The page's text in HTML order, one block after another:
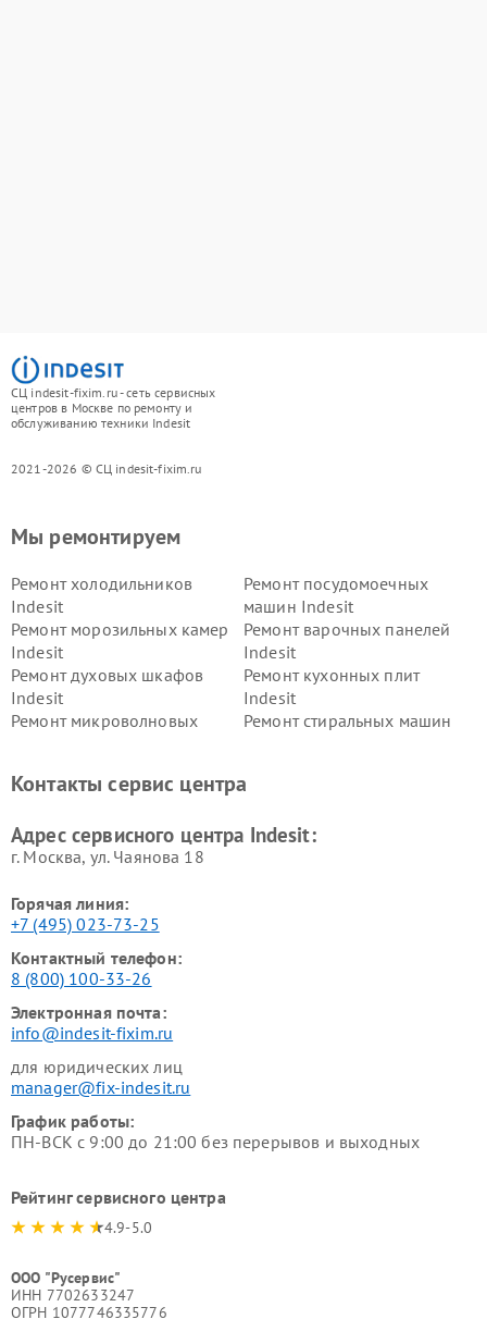
СЦ indesit-fixim.ru - сеть сервисных
центров в Москве по ремонту и
обслуживанию техники Indesit
2021-2026 © СЦ indesit-fixim.ru
Мы ремонтируем
Ремонт холодильников
Indesit
Ремонт посудомоечных
машин Indesit
Ремонт морозильных камер
Indesit
Ремонт варочных панелей
Indesit
Ремонт духовых шкафов
Indesit
Ремонт кухонных плит
Indesit
Ремонт микроволновых
Ремонт стиральных машин
Indesit
Indesit
Контакты сервис центра
Адрес сервисного центра Indesit:
г. Москва, ул. Чаянова 18
Горячая линия:
+7 (495) 023-73-25
Контактный телефон:
8 (800) 100-33-26
Электронная почта:
info@indesit-fixim.ru
для юридических лиц
manager@fix-indesit.ru
График работы:
ПН-ВСК с 9:00 до 21:00 без перерывов и выходных
Рейтинг сервисного центра
4.9-5.0
ООО "Русервис"
ИНН 7702633247
ОГРН 1077746335776